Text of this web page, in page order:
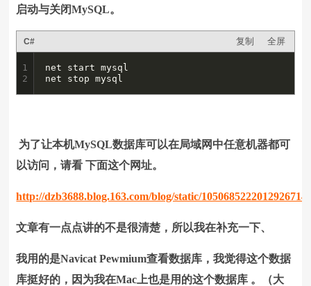
启动与关闭MySQL。
C# 复制 全屏
1
2
net start mysql
net stop mysql
为了让本机MySQL数据库可以在局域网中任意机器都可
以访问，请看 下面这个网址。
http://dzb3688.blog.163.com/blog/static/
文章有一点点讲的不是很清楚，所以我在补充一下、
我用的是Navicat Pewmium查看数据库，我觉得这个数据
库挺好的，因为我在Mac上也是用的这个数据库 。（大